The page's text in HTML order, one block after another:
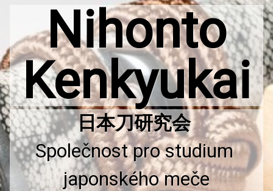
Nihonto
Kenkyukai
Společnost pro studium
japonského meče